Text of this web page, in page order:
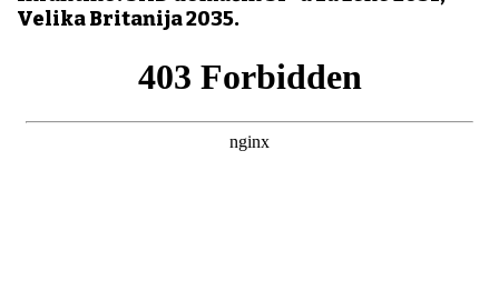
Velika Britanija 2035.